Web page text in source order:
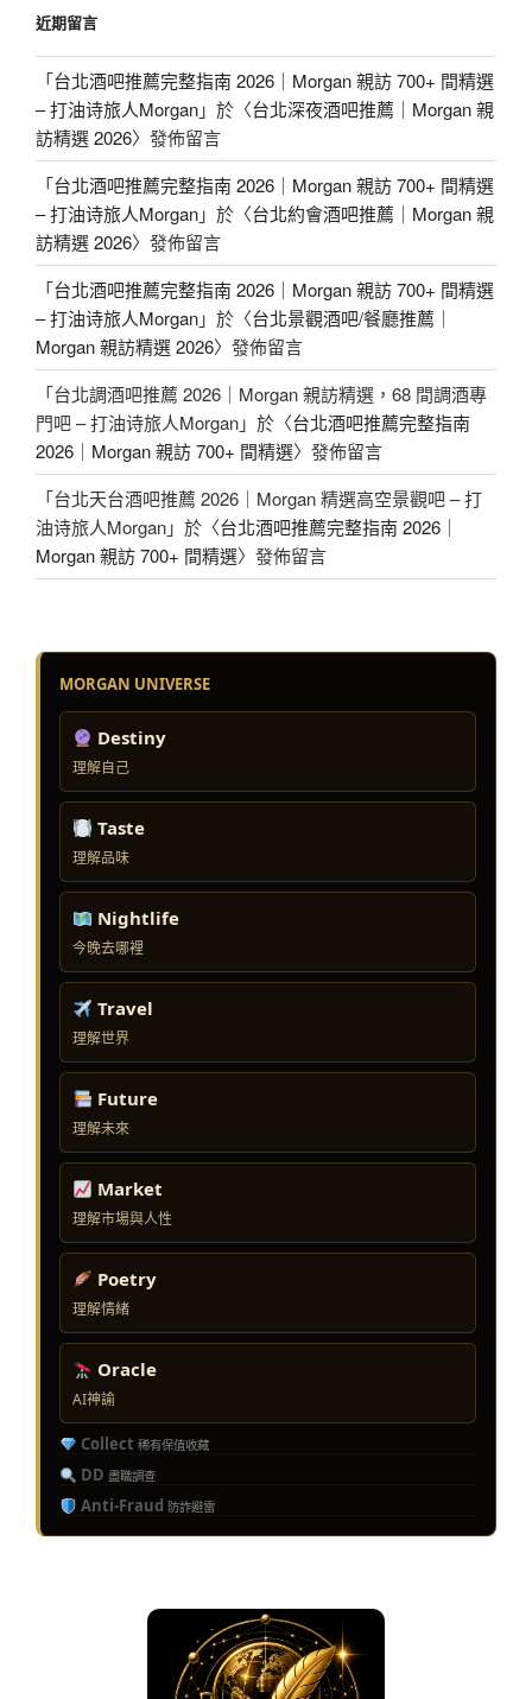
近期留言
「台北酒吧推薦完整指南 2026｜Morgan 親訪 700+ 間精選
– 打油诗旅人Morgan」於〈台北深夜酒吧推薦｜Morgan 親
訪精選 2026〉發佈留言
「台北酒吧推薦完整指南 2026｜Morgan 親訪 700+ 間精選
– 打油诗旅人Morgan」於〈台北約會酒吧推薦｜Morgan 親
訪精選 2026〉發佈留言
「台北酒吧推薦完整指南 2026｜Morgan 親訪 700+ 間精選
– 打油诗旅人Morgan」於〈台北景觀酒吧/餐廳推薦｜
Morgan 親訪精選 2026〉發佈留言
「台北調酒吧推薦 2026｜Morgan 親訪精選，68 間調酒專
門吧 – 打油诗旅人Morgan」於〈台北酒吧推薦完整指南
2026｜Morgan 親訪 700+ 間精選〉發佈留言
「台北天台酒吧推薦 2026｜Morgan 精選高空景觀吧 – 打
油诗旅人Morgan」於〈台北酒吧推薦完整指南 2026｜
Morgan 親訪 700+ 間精選〉發佈留言
MORGAN UNIVERSE
Destiny
理解自己
Taste
理解品味
Nightlife
今晚去哪裡
Travel
理解世界
Future
理解未來
Market
理解市場與人性
Poetry
理解情緒
Oracle
AI神諭
Collect 稀有保值收藏
DD 盡職調查
Anti-Fraud 防詐避雷